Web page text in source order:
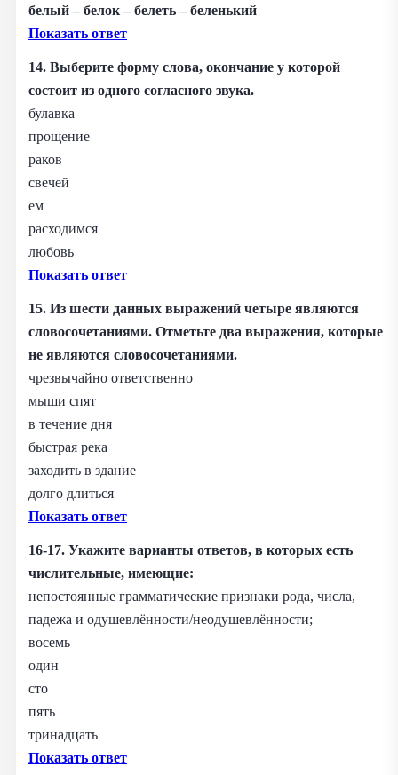
белый – белок – белеть – беленький
Показать ответ
14. Выберите форму слова, окончание у которой
состоит из одного согласного звука.
булавка
прощение
раков
свечей
ем
расходимся
любовь
Показать ответ
15. Из шести данных выражений четыре являются
словосочетаниями. Отметьте два выражения, которые
не являются словосочетаниями.
чрезвычайно ответственно
мыши спят
в течение дня
быстрая река
заходить в здание
долго длиться
Показать ответ
16-17. Укажите варианты ответов, в которых есть
числительные, имеющие:
непостоянные грамматические признаки рода, числа,
падежа и одушевлённости/неодушевлённости;
восемь
один
сто
пять
тринадцать
Показать ответ